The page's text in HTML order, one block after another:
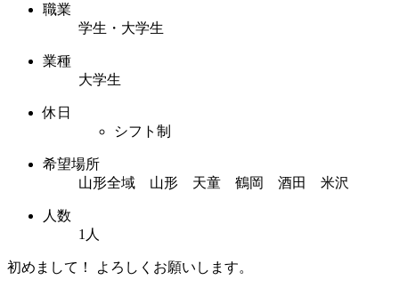
職業
学生・大学生
業種
大学生
休日
シフト制
希望場所
山形全域 山形 天童 鶴岡 酒田 米沢
人数
1人
初めまして！ よろしくお願いします。